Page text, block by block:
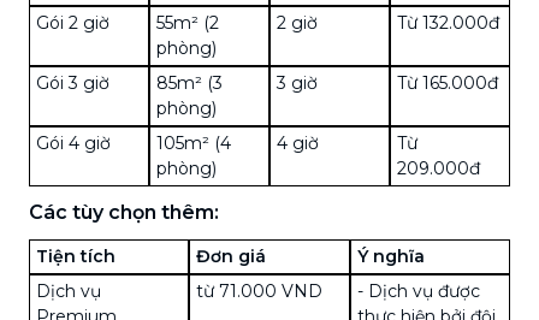
Gói 2 giờ
55m² (2
phòng)
2 giờ Từ 132.000đ
Gói 3 giờ
85m² (3
phòng)
3 giờ Từ 165.000đ
Gói 4 giờ
105m² (4
phòng)
4 giờ
Từ
209.000đ
Các tùy chọn thêm:
Tiện tích Đơn giá
Ý nghĩa
Dịch vụ
từ 71.000 VND
- Dịch vụ được